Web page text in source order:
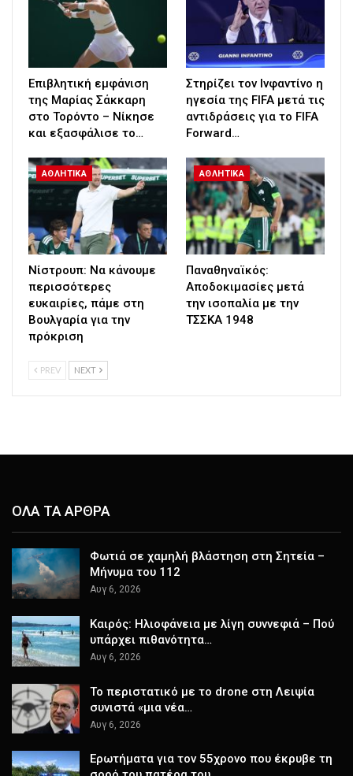
Επιβλητική εμφάνιση
της Μαρίας Σάκκαρη
στο Τορόντο – Νίκησε
και εξασφάλισε το…
Στηρίζει τον Ινφαντίνο η
ηγεσία της FIFA μετά τις
αντιδράσεις για το FIFA
Forward…
ΑΘΛΗΤΙΚΑ
Νίστρουπ: Να κάνουμε
περισσότερες
ευκαιρίες, πάμε στη
Βουλγαρία για την
πρόκριση
ΑΘΛΗΤΙΚΑ
Παναθηναϊκός:
Αποδοκιμασίες μετά
την ισοπαλία με την
ΤΣΣΚΑ 1948
PREV NEXT
ΟΛΑ ΤΑ ΑΡΘΡΑ
Φωτιά σε χαμηλή βλάστηση στη Σητεία –
Μήνυμα του 112
Αυγ 6, 2026
Καιρός: Ηλιοφάνεια με λίγη συννεφιά – Πού
υπάρχει πιθανότητα…
Αυγ 6, 2026
Το περιστατικό με το drone στη Λειψία
συνιστά «μια νέα…
Αυγ 6, 2026
Ερωτήματα για τον 55χρονο που έκρυβε τη